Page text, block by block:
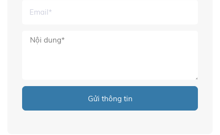
Gửi thông tin